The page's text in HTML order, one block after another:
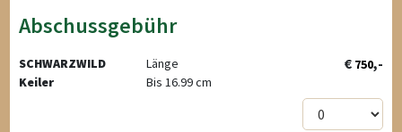
Abschussgebühr
SCHWARZWILD
Keiler
Länge
Bis 16.99 cm
€ 750,-